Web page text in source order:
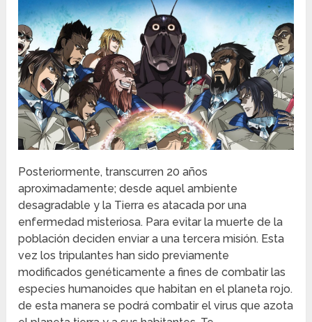
Posteriormente, transcurren 20 años
aproximadamente; desde aquel ambiente
desagradable y la Tierra es atacada por una
enfermedad misteriosa. Para evitar la muerte de la
población deciden enviar a una tercera misión. Esta
vez los tripulantes han sido previamente
modificados genéticamente a fines de combatir las
especies humanoides que habitan en el planeta rojo.
de esta manera se podrá combatir el virus que azota